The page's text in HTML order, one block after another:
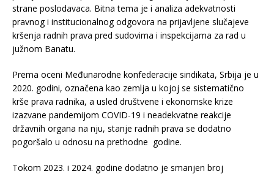
strane poslodavaca. Bitna tema je i analiza adekvatnosti
pravnog i institucionalnog odgovora na prijavljene slučajeve
kršenja radnih prava pred sudovima i inspekcijama za rad u
južnom Banatu.
Prema oceni Međunarodne konfederacije sindikata, Srbija je u
2020. godini, označena kao zemlja u kojoj se sistematično
krše prava radnika, a usled društvene i ekonomske krize
izazvane pandemijom COVID-19 i neadekvatne reakcije
državnih organa na nju, stanje radnih prava se dodatno
pogoršalo u odnosu na prethodne godine.
Tokom 2023. i 2024. godine dodatno je smanjen broj